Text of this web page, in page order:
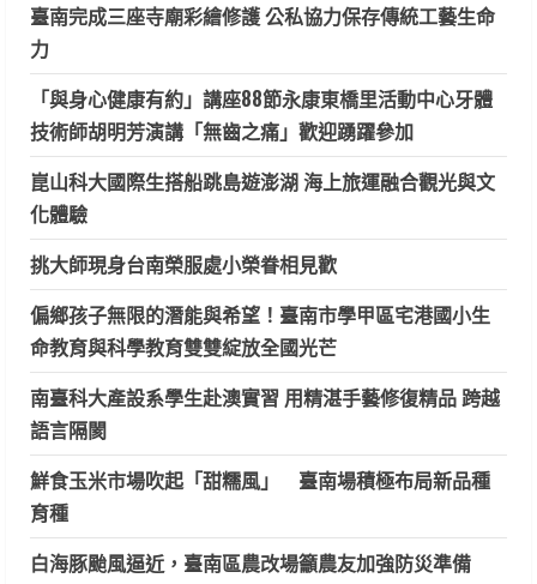
臺南完成三座寺廟彩繪修護 公私協力保存傳統工藝生命
力
「與身心健康有約」講座88節永康東橋里活動中心牙體
技術師胡明芳演講「無齒之痛」歡迎踴躍參加
崑山科大國際生搭船跳島遊澎湖 海上旅運融合觀光與文
化體驗
挑大師現身台南榮服處小榮眷相見歡
偏鄉孩子無限的潛能與希望！臺南市學甲區宅港國小生
命教育與科學教育雙雙綻放全國光芒
南臺科大產設系學生赴澳實習 用精湛手藝修復精品 跨越
語言隔閡
鮮食玉米市場吹起「甜糯風」 臺南場積極布局新品種
育種
白海豚颱風逼近，臺南區農改場籲農友加強防災準備